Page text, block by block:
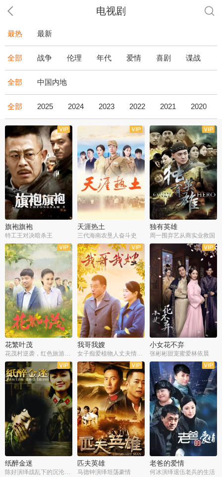
电视剧
最热 最新
全部 战争 伦理 年代 爱情 喜剧 谍战
全部 中国内地
全部 2025 2024 2023 2022 2021 2020
全43集
旗袍旗袍
特工王对决暗杀王
全36集
天涯热土
三代海南农垦人奋斗史
全34集
独有英雄
周一围弃艺从商实业救国
全34集
花繁叶茂
花茂村逆袭，红色旅游出圈
全50集
我哥我嫂
女子痴爱植物人丈夫情定一生
全51集
小女花不弃
张彬彬甜宠蜜爱林依晨
全42集
纸醉金迷
全35集
匹夫英雄
马德钟演绎坦荡豪情
全32集
老爸的爱情
何冰演绎退伍老兵的生活